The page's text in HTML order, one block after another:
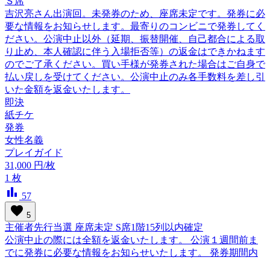
吉沢亮さん出演回。未発券のため、座席未定です。発券に必
要な情報をお知らせします。最寄りのコンビニで発券してく
ださい。公演中止以外（延期、振替開催、自己都合による取
り止め、本人確認に伴う入場拒否等）の返金はできかねます
のでご了承ください。買い手様が発券された場合はご自身で
払い戻しを受けてください。公演中止のみ各手数料を差し引
いた金額を返金いたします。
即決
紙チケ
発券
女性名義
プレイガイド
31,000 円/枚
1 枚
bar_chart 57
favorite 5
主催者先行当選 座席未定 S席1階15列以内確定
公演中止の際には全額を返金いたします。 公演１週間前ま
でに発券に必要な情報をお知らせいたします。 発券期間内